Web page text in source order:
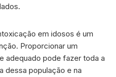
em idosos é um
Proporcionar um
adequado pode fazer toda a
dessa população e na